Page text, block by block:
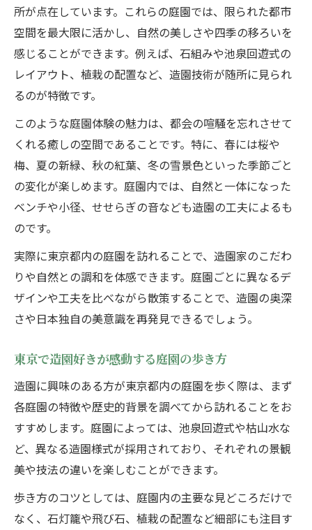
所が点在しています。これらの庭園では、限られた都市
空間を最大限に活かし、自然の美しさや四季の移ろいを
感じることができます。例えば、石組みや池泉回遊式の
レイアウト、植栽の配置など、造園技術が随所に見られ
るのが特徴です。
このような庭園体験の魅力は、都会の喧騒を忘れさせて
くれる癒しの空間であることです。特に、春には桜や
梅、夏の新緑、秋の紅葉、冬の雪景色といった季節ごと
の変化が楽しめます。庭園内では、自然と一体になった
ベンチや小径、せせらぎの音なども造園の工夫によるも
のです。
実際に東京都内の庭園を訪れることで、造園家のこだわ
りや自然との調和を体感できます。庭園ごとに異なるデ
ザインや工夫を比べながら散策することで、造園の奥深
さや日本独自の美意識を再発見できるでしょう。
東京で造園好きが感動する庭園の歩き方
造園に興味のある方が東京都内の庭園を歩く際は、まず
各庭園の特徴や歴史的背景を調べてから訪れることをお
すすめします。庭園によっては、池泉回遊式や枯山水な
ど、異なる造園様式が採用されており、それぞれの景観
美や技法の違いを楽しむことができます。
歩き方のコツとしては、庭園内の主要な見どころだけで
なく、石灯籠や飛び石、植栽の配置など細部にも注目す